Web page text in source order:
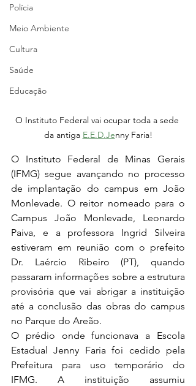
Polícia
Meio Ambiente
Cultura
Saúde
Educação
O Instituto Federal vai ocupar toda a sede
da antiga E.E.D.Jenny Faria!
O Instituto Federal de Minas Gerais
(IFMG) segue avançando no processo
de implantação do campus em João
Monlevade. O reitor nomeado para o
Campus João Monlevade, Leonardo
Paiva, e a professora Ingrid Silveira
estiveram em reunião com o prefeito
Dr. Laércio Ribeiro (PT), quando
passaram informações sobre a estrutura
provisória que vai abrigar a instituição
até a conclusão das obras do campus
no Parque do Areão.
O prédio onde funcionava a Escola
Estadual Jenny Faria foi cedido pela
Prefeitura para uso temporário do
IFMG. A instituição assumiu